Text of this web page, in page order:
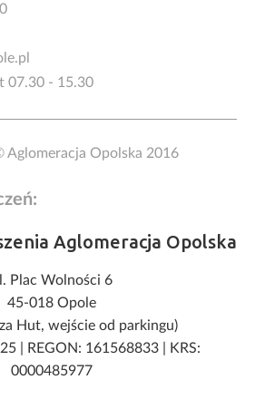
07.30 - 15.30
Aglomeracja Opolska 2016
Aglomeracja Opolska
Plac Wolności 6
45-018 Opole
Hut, wejście od parkingu)
| REGON: 161568833|
KRS:
0000485977